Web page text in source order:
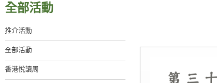
全部活動
推介活動
全部活動
香港悅讀周